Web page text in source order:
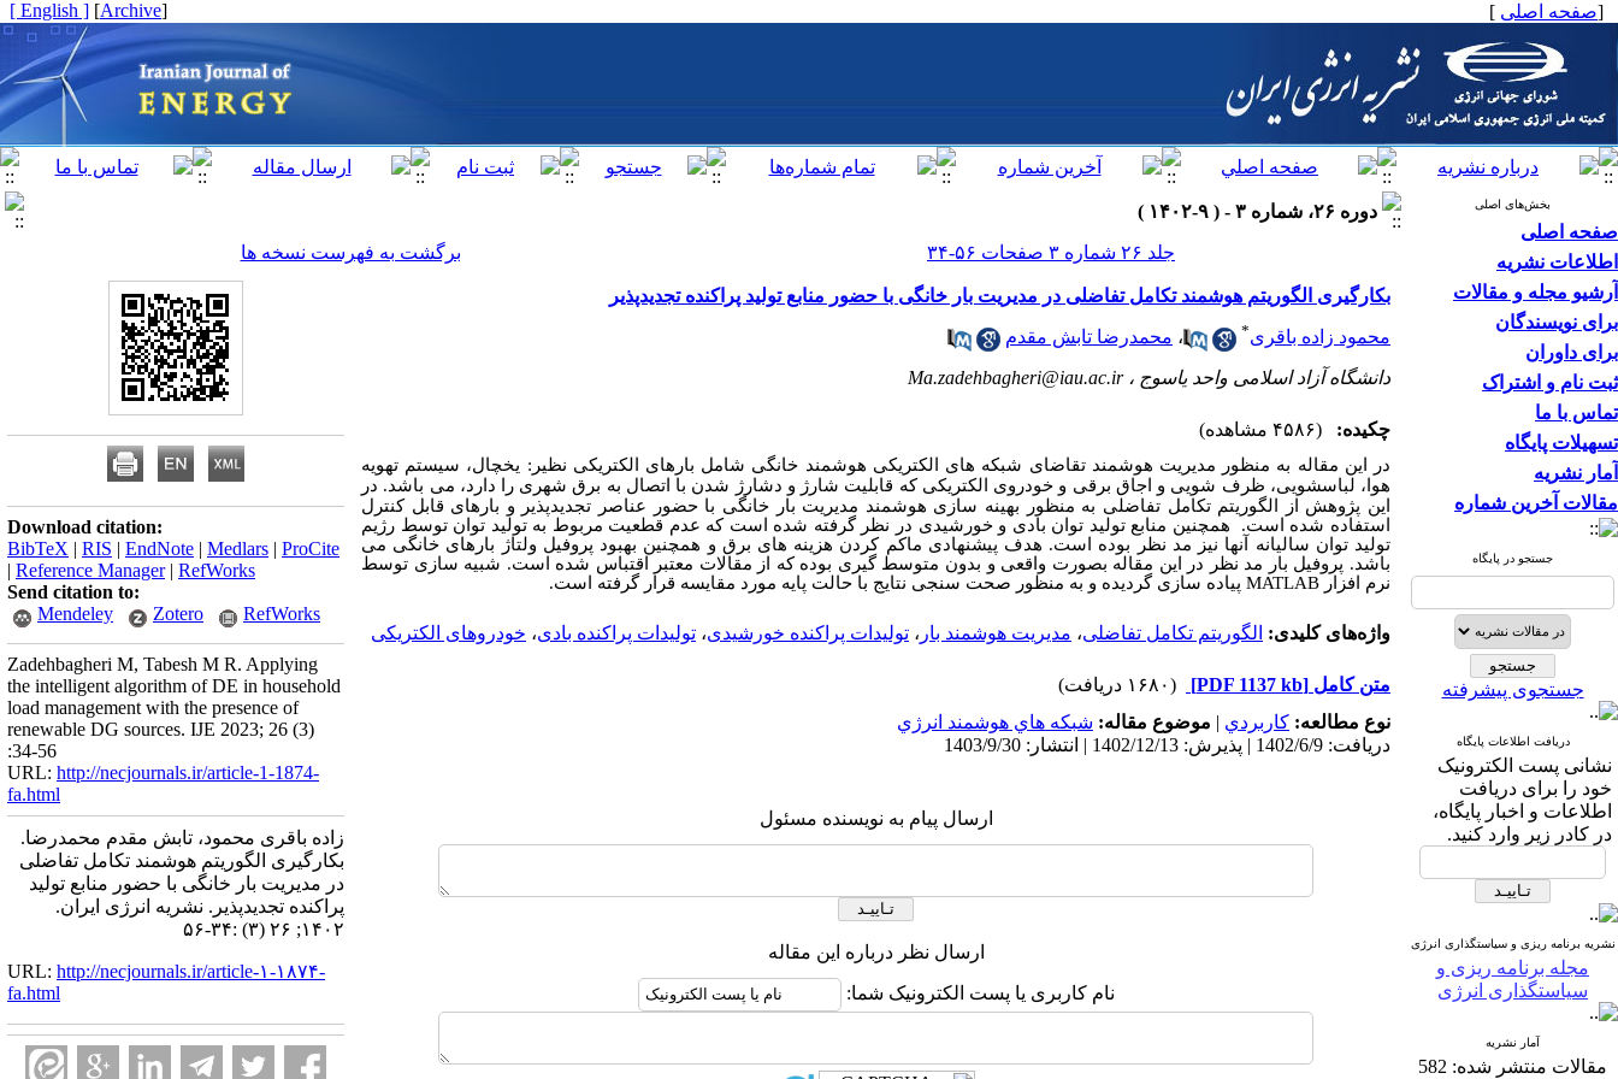
[صفحه اصلی ]
[
Archive
]
[ English ]
بخش‌های اصلی
صفحه اصلی
اطلاعات نشریه
آرشیو مجله و مقالات
برای نویسندگان
برای داوران
ثبت نام و اشتراک
تماس با ما
تسهیلات پایگاه
آمار نشریه
مقالات آخرین شماره
جستجو در پایگاه
جستجوی پیشرفته
دریافت اطلاعات پایگاه
نشانی پست الکترونیک
خود را برای دریافت
اطلاعات و اخبار پایگاه،
در کادر زیر وارد کنید.
نشریه برنامه ریزی و سیاستگذاری انرژی
مجله برنامه ریزی و
سیاستگذاری انرژی
آمار نشریه
مقالات منتشر شده: 582
دوره ۲۶، شماره ۳ - ( ۹-۱۴۰۲ )
جلد ۲۶ شماره ۳ صفحات ۵۶-۳۴
برگشت به فهرست نسخه ها
بکارگیری الگوریتم هوشمند تکامل تفاضلی در مدیریت بار خانگی با حضور منابع تولید پراکنده تجدیدپذیر
محمود زاده باقری* ، محمدرضا تابش مقدم
دانشگاه آزاد اسلامی واحد یاسوج ،Ma.zadehbagheri@iau.ac.ir
چکیده: (۴۵۸۶ مشاهده)
در این مقاله به منظور مدیریت هوشمند تقاضای شبکه های الکتریکی هوشمند خانگی شامل بارهای الکتریکی نظیر: یخچال، سیستم تهویه
هوا، لباسشویی، ظرف شویی و اجاق برقی و خودروی الکتریکی که قابلیت شارژ و دشارژ شدن با اتصال به برق شهری را دارد، می باشد. در
این پژوهش از الگوریتم تکامل تفاضلی به منظور بهینه سازی هوشمند مدیریت بار خانگی با حضور عناصر تجدیدپذیر و بارهای قابل کنترل
استفاده شده است. همچنین منابع تولید توان بادی و خورشیدی در نظر گرفته شده است که عدم قطعیت مربوط به تولید توان توسط رژیم
تولید توان سالیانه آنها نیز مد نظر بوده است. هدف پیشنهادی ماکم کردن هزینه های برق و همچنین بهبود پروفیل ولتاژ بارهای خانگی می
باشد. پروفیل بار مد نظر در این مقاله بصورت واقعی و بدون متوسط گیری بوده که از مقالات معتبر اقتباس شده است. شبیه سازی توسط
نرم افزار MATLAB پیاده سازی گردیده و به منظور صحت سنجی نتایج با حالت پایه مورد مقایسه قرار گرفته است.
واژه‌های کلیدی: الگوریتم تکامل تفاضلی، مدیریت هوشمند بار ، تولیدات پراکنده خورشیدی، تولیدات پراکنده بادی، خودروهای الکتریکی
متن کامل [PDF 1137 kb]
(۱۶۸۰ دریافت)
نوع مطالعه: كاربردي | موضوع مقاله: شبکه هاي هوشمند انرژي
دریافت: 1402/6/9 | پذیرش: 1402/12/13 | انتشار: 1403/9/30
ارسال پیام به نویسنده مسئول
ارسال نظر درباره این مقاله
نام کاربری یا پست الکترونیک شما:
Download citation:
BibTeX | RIS | EndNote | Medlars | ProCite
| Reference Manager| RefWorks
Send citation to:
Mendeley
Zotero RefWorks
Zadehbagheri M, Tabesh M R. Applying
the intelligent algorithm of DE in household
load management with the presence of
renewable DG sources. IJE 2023; 26 (3)
:34-56
URL: http://necjournals.ir/article-1-1874-
fa.html
زاده باقری محمود، تابش مقدم محمدرضا.
بکارگیری الگوریتم هوشمند تکامل تفاضلی
در مدیریت بار خانگی با حضور منابع تولید
پراکنده تجدیدپذیر. نشریه انرژی ایران.
۱۴۰۲; ۲۶ (۳) :۳۴-۵۶
URL: http://necjournals.ir/article-۱-۱۸۷۴-
fa.html